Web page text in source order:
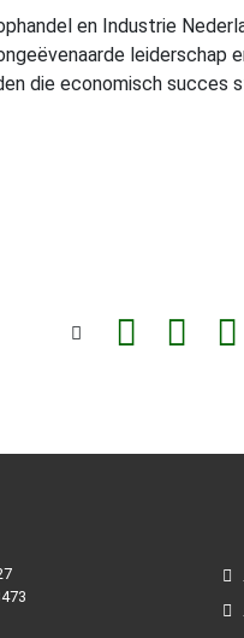
en Industrie
leiderschap
die economisch succes